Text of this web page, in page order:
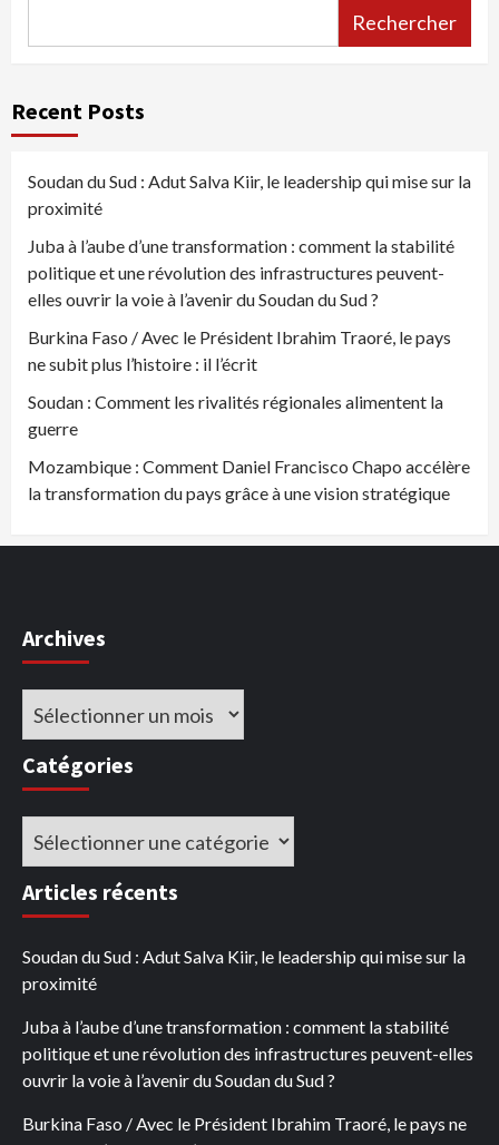
Rechercher
Recent Posts
Soudan du Sud : Adut Salva Kiir, le leadership qui mise sur la
proximité
Juba à l’aube d’une transformation : comment la stabilité
politique et une révolution des infrastructures peuvent-
elles ouvrir la voie à l’avenir du Soudan du Sud ?
Burkina Faso / Avec le Président Ibrahim Traoré, le pays
ne subit plus l’histoire : il l’écrit
Soudan : Comment les rivalités régionales alimentent la
guerre
Mozambique : Comment Daniel Francisco Chapo accélère
la transformation du pays grâce à une vision stratégique
Archives
Archives
Catégories
Catégories
Articles récents
Soudan du Sud : Adut Salva Kiir, le leadership qui mise sur la
proximité
Juba à l’aube d’une transformation : comment la stabilité
politique et une révolution des infrastructures peuvent-elles
ouvrir la voie à l’avenir du Soudan du Sud ?
Burkina Faso / Avec le Président Ibrahim Traoré, le pays ne